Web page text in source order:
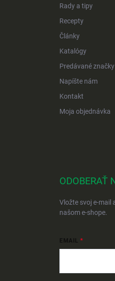
Rady a tipy
Recepty
Články
Katalógy
Predávané značky
Napíšte nám
Kontakt
Moja objednávka
ODOBERAŤ
Vložte svoj e-mail
našom e-shope.
EMAIL